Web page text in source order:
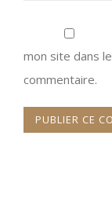
mon site dans
commentaire.